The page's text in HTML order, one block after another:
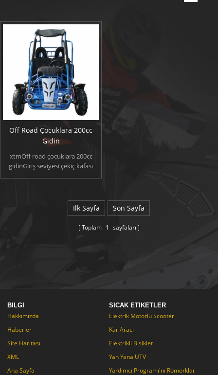
Off Road Çocuklara 200cc
Gidin
xtmOff road çocuklara 200cc
gidinGiriş seviyesi çekiç kafası
tasarlanmışÇamur go
kartAklımdaki çocuklar için, dik
çemberler ve dik tırmanışlarla
başa çıkabiliriz! Dur / git ayak
Ilk Sayfa Son Sayfa
Toplam 1 sayfaları
BILGI
Hakkımızda
Haberler
Site Haritası
XML
Ana Sayfa
SICAK ETIKETLER
Elektrik Motorlu Scooter
Kar Araci
Elektrikli Bisiklet
Yan Yana UTV
Yardımcı Programı'nı Römorklar